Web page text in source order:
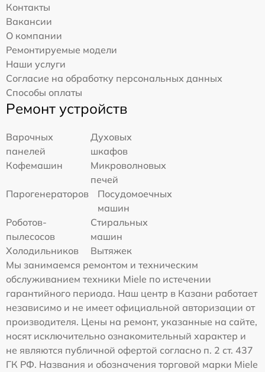
Контакты
Вакансии
О компании
Ремонтируемые модели
Наши услуги
Согласие на обработку персональных данных
Способы оплаты
Ремонт устройств
Варочных
панелей
Духовых
шкафов
Кофемашин
Микроволновых
печей
Парогенераторов
Посудомоечных
машин
Роботов-
пылесосов
Стиральных
машин
Холодильников
Вытяжек
Мы занимаемся ремонтом и техническим
обслуживанием техники Miele по истечении
гарантийного периода. Наш центр в Казани работает
независимо и не имеет официальной авторизации от
производителя. Цены на ремонт, указанные на сайте,
носят исключительно ознакомительный характер и
не являются публичной офертой согласно п. 2 ст. 437
ГК РФ. Названия и обозначения торговой марки Miele